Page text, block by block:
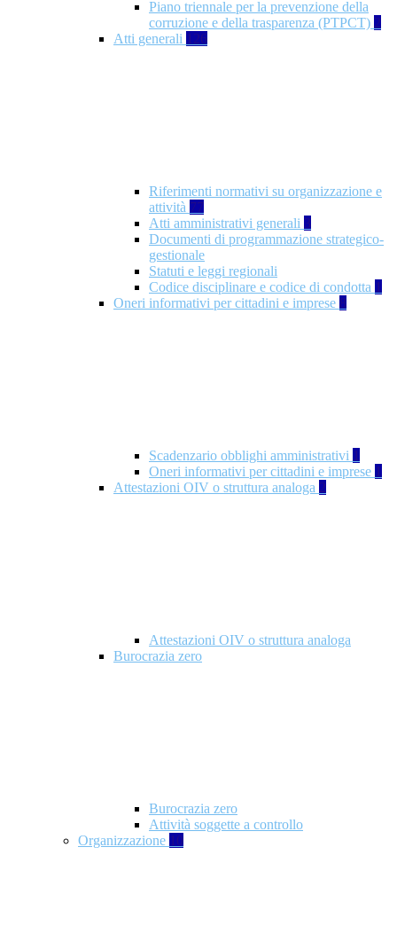
Piano triennale per la prevenzione della
corruzione e della trasparenza (PTPCT) 2
Atti generali 126
Riferimenti normativi su organizzazione e
attività 77
Atti amministrativi generali 3
Documenti di programmazione strategico-
gestionale
Statuti e leggi regionali
Codice disciplinare e codice di condotta 1
Oneri informativi per cittadini e imprese 8
Scadenzario obblighi amministrativi 1
Oneri informativi per cittadini e imprese 1
Attestazioni OIV o struttura analoga 2
Attestazioni OIV o struttura analoga
Burocrazia zero
Burocrazia zero
Attività soggette a controllo
Organizzazione 10